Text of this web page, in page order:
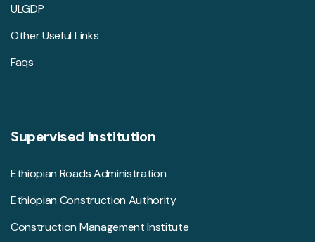
ULGDP
Other Useful Links
Faqs
Supervised Institution
Ethiopian Roads Administration
Ethiopian Construction Authority
Construction Management Institute